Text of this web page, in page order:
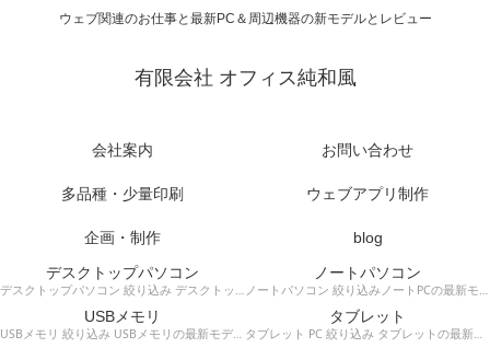
ウェブ関連のお仕事と最新PC＆周辺機器の新モデルとレビュー
有限会社 オフィス純和風
会社案内 お問い合わせ
多品種・少量印刷 ウェブアプリ制作
企画・制作
blog
デスクトップパソコン
デスクトップパソコン 絞り込み デスクトップPCの最新モデルやスペック・仕様に関する情報。
ノートパソコン
ノートパソコン 絞り込みノートPCの最新モデルやスペック・仕様に関する情報。
USBメモリ
USBメモリ 絞り込み USBメモリの最新モデルやスペック・仕様に関する情報。
タブレット
タブレット PC 絞り込み タブレットの最新モデルやスペック・仕様に関する情報。